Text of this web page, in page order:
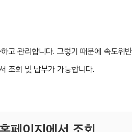
고 관리합니다. 그렇기 때문에 속도
조회 및 납부가 가능합니다.